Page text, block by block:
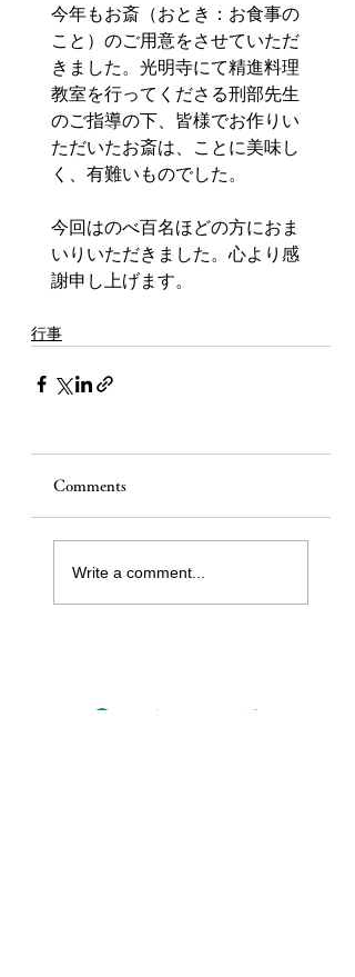
今年もお斎（おとき：お食事の
こと）のご用意をさせていただ
きました。光明寺にて精進料理
教室を行ってくださる刑部先生
のご指導の下、皆様でお作りい
ただいたお斎は、ことに美味し
く、有難いものでした。
今回はのべ百名ほどの方におま
いりいただきました。心より感
謝申し上げます。
行事
Comments
Write a comment...